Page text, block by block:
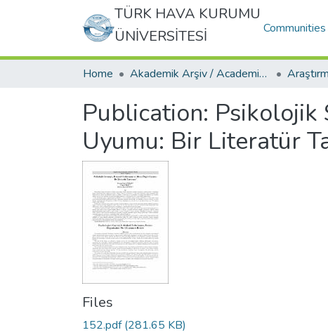
TÜRK HAVA KURUMU
ÜNİVERSİTESİ
Home Akademik Arşiv / Academic Archive
Publication: Psikolojik
Uyumu: Bir Literatür
Files
152.pdf(281.65 KB)